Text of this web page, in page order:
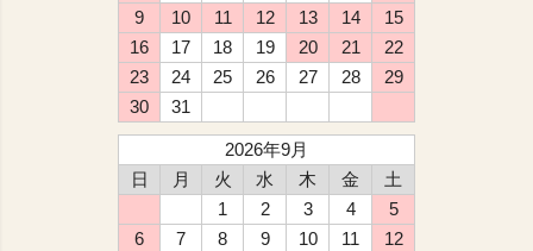
9
10 11 12 13 14
15
16
17 18 19 20 21
22
23
24 25 26 27 28
29
30
31
2026年9月
日
月 火 水 木 金
土
1
2 3 4
5
6
7 8 9 10 11
12